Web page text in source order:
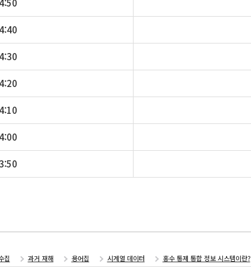
집 과거 재해 용어집 시계열 데이터 홍수 통제 통합 정보 시스템이란?